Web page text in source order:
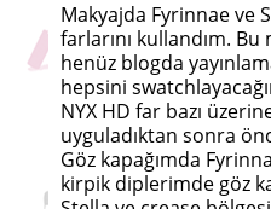
Makyajda Fyrinnae ve
farlarını kullandım. Bu
henüz blogda
hepsini
NYX HD far bazı
uyguladıktan sonra
Göz kapağımda
kirpik diplerimde göz